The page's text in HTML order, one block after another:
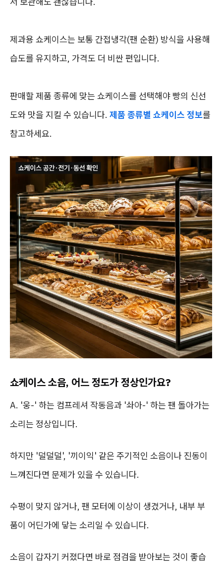
제과용 쇼케이스는 보통 간접냉각(팬 순환) 방식을 사용해
습도를 유지하고, 가격도 더 비싼 편입니다.
판매할 제품 종류에 맞는 쇼케이스를 선택해야 빵의 신선
도와 맛을 지킬 수 있습니다. 제품 종류별 쇼케이스 정보를
참고하세요.
쇼케이스 소음, 어느 정도가 정상인가요?
A. '웅-' 하는 컴프레셔 작동음과 '솨아-' 하는 팬 돌아가는
소리는 정상입니다.
하지만 '덜덜덜', '끼이익' 같은 주기적인 소음이나 진동이
느껴진다면 문제가 있을 수 있습니다.
수평이 맞지 않거나, 팬 모터에 이상이 생겼거나, 내부 부
품이 어딘가에 닿는 소리일 수 있습니다.
소음이 갑자기 커졌다면 바로 점검을 받아보는 것이 좋습